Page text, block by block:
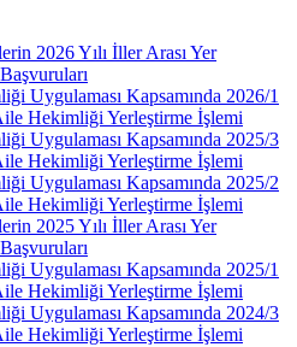
2026 Yılı İller Arası Yer
Uygulaması Kapsamında 2026/1
Hekimliği Yerleştirme İşlemi
Uygulaması Kapsamında 2025/3
Hekimliği Yerleştirme İşlemi
Uygulaması Kapsamında 2025/2
Hekimliği Yerleştirme İşlemi
2025 Yılı İller Arası Yer
Uygulaması Kapsamında 2025/1
Hekimliği Yerleştirme İşlemi
Uygulaması Kapsamında 2024/3
Hekimliği Yerleştirme İşlemi